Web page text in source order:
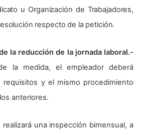
u Organización de Trabajadores,
respecto de la petición.
la reducción de la jornada laboral.-
la medida, el empleador deberá
requisitos y el mismo procedimiento
anteriores.
realizará una inspección bimensual, a